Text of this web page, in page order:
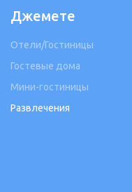
Джемете
Отели/Гостиницы
Гостевые дома
Мини-гостиницы
Развлечения